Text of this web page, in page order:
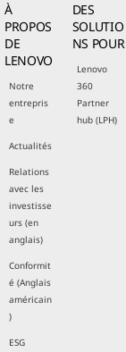
À
PROPOS
DE
LENOVO
Notre
entrepris
e
Actualités
Relations
avec les
investisse
urs (en
anglais)
Conformit
é (Anglais
américain
)
ESG
DES
SOLUTIO
NS POUR
Lenovo
360
Partner
hub (LPH)